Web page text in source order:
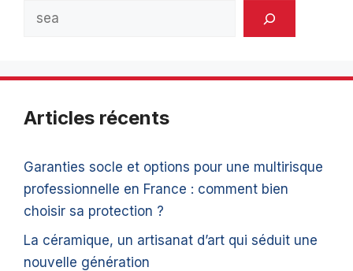
Articles récents
Garanties socle et options pour une multirisque
professionnelle en France : comment bien
choisir sa protection ?
La céramique, un artisanat d’art qui séduit une
nouvelle génération